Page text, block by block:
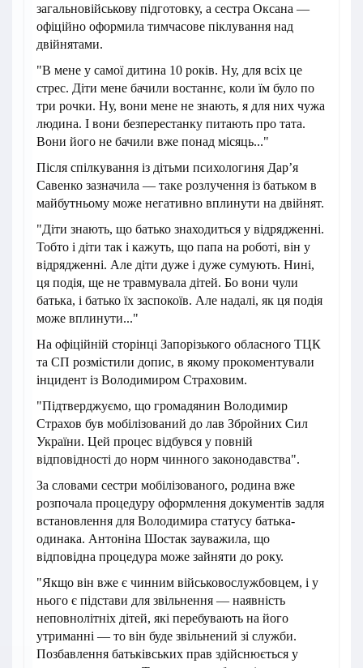
загальновійськову підготовку, а сестра Оксана —
офіційно оформила тимчасове піклування над
двійнятами.
"В мене у самої дитина 10 років. Ну, для всіх це
стрес. Діти мене бачили востаннє, коли їм було по
три рочки. Ну, вони мене не знають, я для них чужа
людина. І вони безперестанку питають про тата.
Вони його не бачили вже понад місяць..."
Після спілкування із дітьми психологиня Дар’я
Савенко зазначила — таке розлучення із батьком в
майбутньому може негативно вплинути на двійнят.
"Діти знають, що батько знаходиться у відрядженні.
Тобто і діти так і кажуть, що папа на роботі, він у
відрядженні. Але діти дуже і дуже сумують. Нині,
ця подія, ще не травмувала дітей. Бо вони чули
батька, і батько їх заспокоїв. Але надалі, як ця подія
може вплинути..."
На офіційній сторінці Запорізького обласного ТЦК
та СП розмістили допис, в якому прокоментували
інцидент із Володимиром Страховим.
"Підтверджуємо, що громадянин Володимир
Страхов був мобілізований до лав Збройних Сил
України. Цей процес відбувся у повній
відповідності до норм чинного законодавства".
За словами сестри мобілізованого, родина вже
розпочала процедуру оформлення документів задля
встановлення для Володимира статусу батька-
одинака. Антоніна Шостак зауважила, що
відповідна процедура може зайняти до року.
"Якщо він вже є чинним військовослужбовцем, і у
нього є підстави для звільнення — наявність
неповнолітніх дітей, які перебувають на його
утриманні — то він буде звільнений зі служби.
Позбавлення батьківських прав здійснюється у